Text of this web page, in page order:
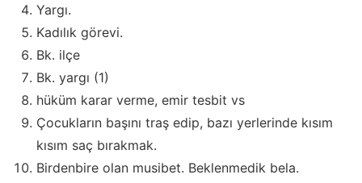
Yargı.
Kadılık görevi.
Bk. ilçe
Bk. yargı (1)
hüküm karar verme, emir tesbit vs
Çocukların başını traş edip, bazı yerlerinde kısım
kısım saç bırakmak.
Birdenbire olan musibet. Beklenmedik bela.